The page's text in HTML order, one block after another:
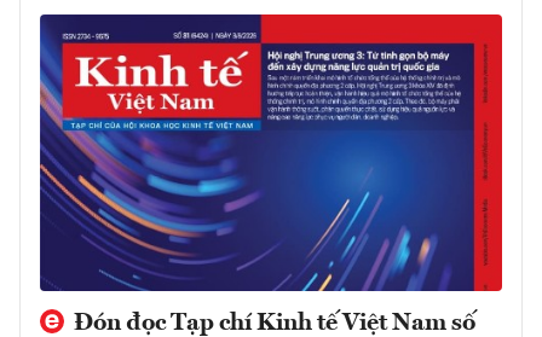
Đón đọc Tạp chí Kinh tế Việt Nam số